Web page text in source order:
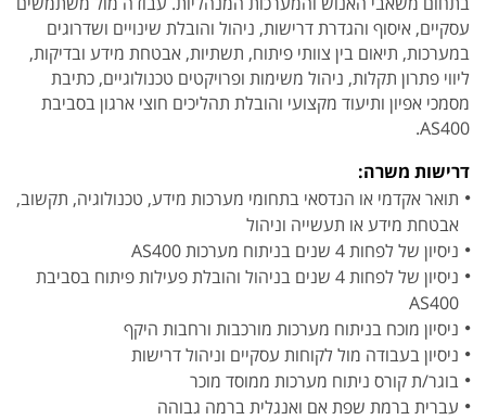
עסקיים, איסוף והגדרת דרישות, ניהול והובלת שינויים ושדרוגים
במערכות, תיאום בין צוותי פיתוח, תשתיות, אבטחת מידע ובדיקות,
ליווי פתרון תקלות, ניהול משימות ופרויקטים טכנולוגיים, כתיבת
מסמכי אפיון ותיעוד מקצועי והובלת תהליכים חוצי ארגון בסביבת
AS400.
דרישות משרה:
תואר אקדמי או הנדסאי בתחומי מערכות מידע, טכנולוגיה, תקשוב,
אבטחת מידע או תעשייה וניהול
ניסיון של לפחות 4 שנים בניתוח מערכות AS400
ניסיון של לפחות 4 שנים בניהול והובלת פעילות פיתוח בסביבת
AS400
ניסיון מוכח בניתוח מערכות מורכבות ורחבות היקף
ניסיון בעבודה מול לקוחות עסקיים וניהול דרישות
בוגר/ת קורס ניתוח מערכות ממוסד מוכר
עברית ברמת שפת אם ואנגלית ברמה גבוהה